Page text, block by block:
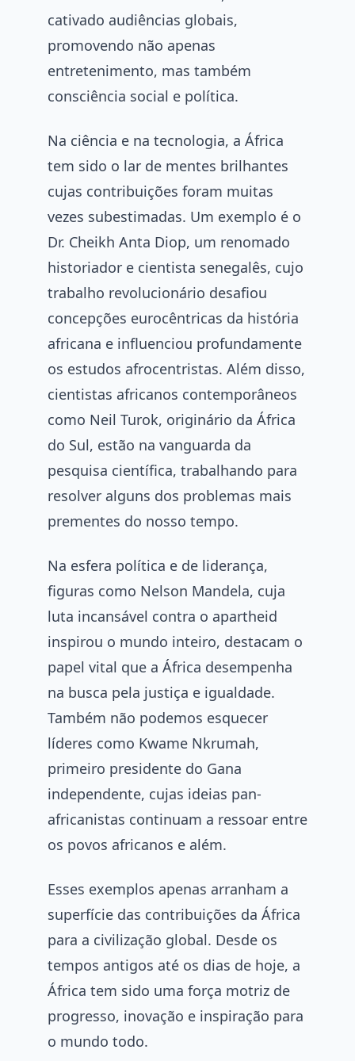
cativado audiências globais,
promovendo não apenas
entretenimento, mas também
consciência social e política.
Na ciência e na tecnologia, a África
tem sido o lar de mentes brilhantes
cujas contribuições foram muitas
vezes subestimadas. Um exemplo é o
Dr. Cheikh Anta Diop, um renomado
historiador e cientista senegalês, cujo
trabalho revolucionário desafiou
concepções eurocêntricas da história
africana e influenciou profundamente
os estudos afrocentristas. Além disso,
cientistas africanos contemporâneos
como Neil Turok, originário da África
do Sul, estão na vanguarda da
pesquisa científica, trabalhando para
resolver alguns dos problemas mais
prementes do nosso tempo.
Na esfera política e de liderança,
figuras como Nelson Mandela, cuja
luta incansável contra o apartheid
inspirou o mundo inteiro, destacam o
papel vital que a África desempenha
na busca pela justiça e igualdade.
Também não podemos esquecer
líderes como Kwame Nkrumah,
primeiro presidente do Gana
independente, cujas ideias pan-
africanistas continuam a ressoar entre
os povos africanos e além.
Esses exemplos apenas arranham a
superfície das contribuições da África
para a civilização global. Desde os
tempos antigos até os dias de hoje, a
África tem sido uma força motriz de
progresso, inovação e inspiração para
o mundo todo.